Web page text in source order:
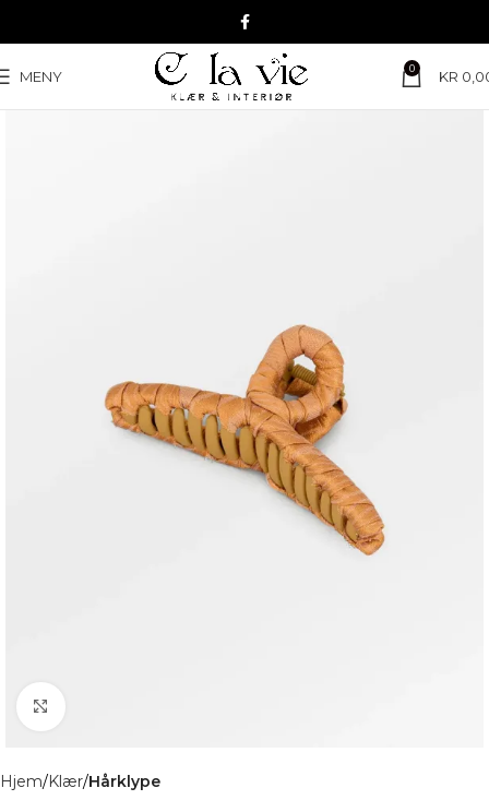
MENY 0 KR
Hjem Klær Hårklype